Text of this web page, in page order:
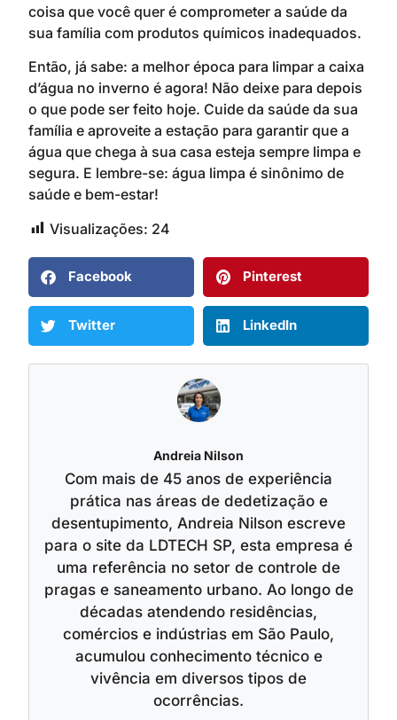
coisa que você quer é comprometer a saúde da
sua família com produtos químicos inadequados.
Então, já sabe: a melhor época para limpar a caixa
d’água no inverno é agora! Não deixe para depois
o que pode ser feito hoje. Cuide da saúde da sua
família e aproveite a estação para garantir que a
água que chega à sua casa esteja sempre limpa e
segura. E lembre-se: água limpa é sinônimo de
saúde e bem-estar!
Visualizações: 24
Facebook Pinterest
Twitter LinkedIn
Andreia Nilson
Com mais de 45 anos de experiência
prática nas áreas de dedetização e
desentupimento, Andreia Nilson escreve
para o site da LDTECH SP, esta empresa é
uma referência no setor de controle de
pragas e saneamento urbano. Ao longo de
décadas atendendo residências,
comércios e indústrias em São Paulo,
acumulou conhecimento técnico e
vivência em diversos tipos de
ocorrências.